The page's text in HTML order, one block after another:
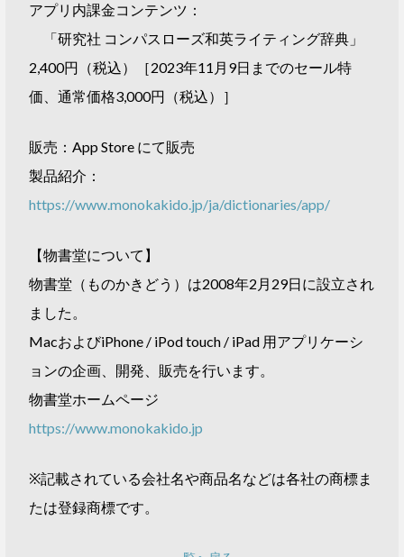
アプリ内課金コンテンツ：
「研究社 コンパスローズ和英ライティング辞典」
2,400円（税込）［2023年11月9日までのセール特
価、通常価格3,000円（税込）］
販売：App Store にて販売
製品紹介：
https://www.monokakido.jp/ja/dictionaries/app/
【物書堂について】
物書堂（ものかきどう）は2008年2月29日に設立され
ました。
MacおよびiPhone / iPod touch / iPad 用アプリケーシ
ョンの企画、開発、販売を行います。
物書堂ホームページ
https://www.monokakido.jp
※記載されている会社名や商品名などは各社の商標ま
たは登録商標です。